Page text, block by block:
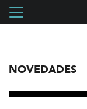
NOVEDADES